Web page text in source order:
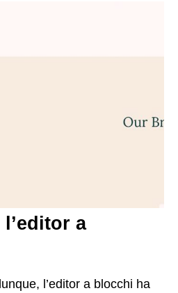
a
l’editor a blocchi ha